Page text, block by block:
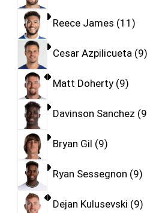
Reece James 11
Cesar Azpilicueta 9
Matt Doherty 9
Davinson Sanchez 9
Bryan Gil 9
Ryan Sessegnon 9
Dejan Kulusevski 9